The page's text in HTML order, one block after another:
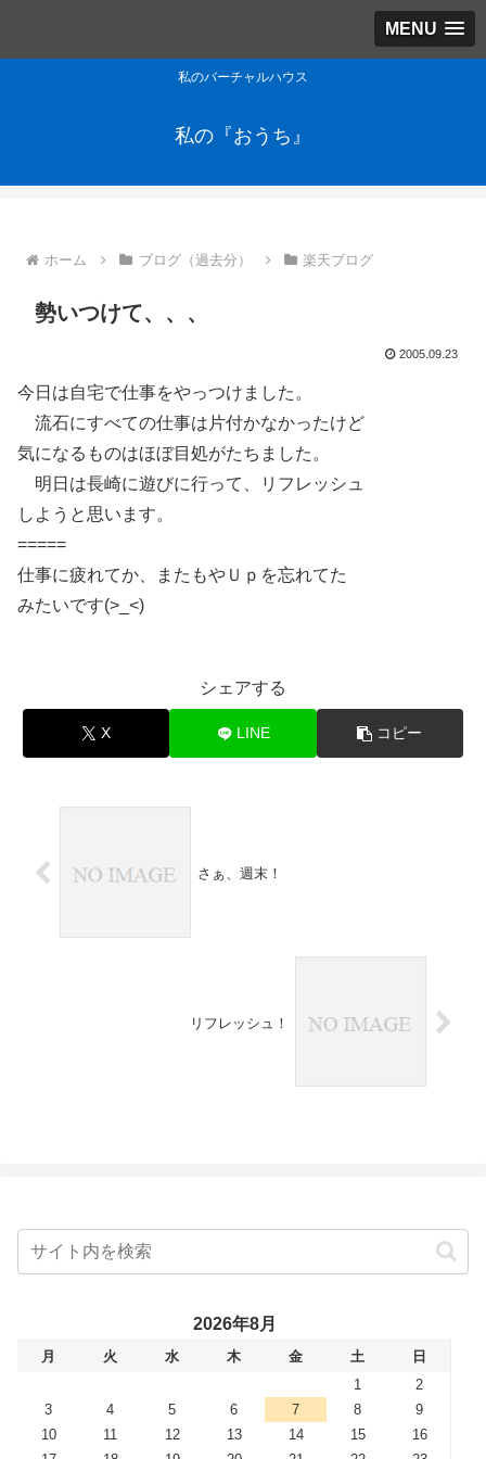
MENU
私のバーチャルハウス
私の『おうち』
ホーム ブログ（過去分） 楽天ブログ
勢いつけて、、、
2005.09.23
今日は自宅で仕事をやっつけました。
流石にすべての仕事は片付かなかったけど
気になるものはほぼ目処がたちました。
明日は長崎に遊びに行って、リフレッシュ
しようと思います。
=====
仕事に疲れてか、またもやＵｐを忘れてた
みたいです(>_<)
シェアする
X LINE コピー
さぁ、週末！
リフレッシュ！
2026年8月
月 火 水 木 金 土
日
1
2
3
4 5 6 7 8
9
10
11 12 13 14 15
16